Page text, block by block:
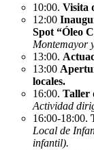
10:00. Visita
12:00
Spot “Óleo
Montemayor
13:00.
13:00
locales.
16:00. Taller
Actividad
16:00-18:00.
Local de
infantil).